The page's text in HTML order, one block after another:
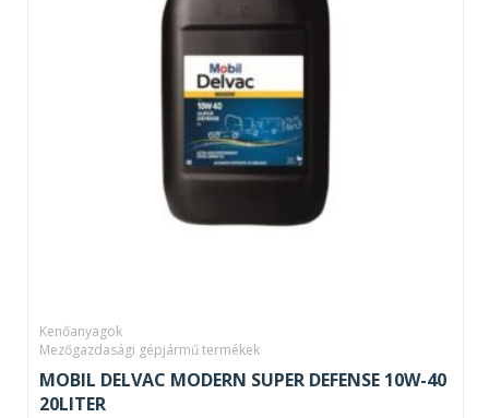
Kenőanyagok
Mezőgazdasági gépjármű termékek
MOBIL DELVAC MODERN SUPER DEFENSE 10W-40
20LITER